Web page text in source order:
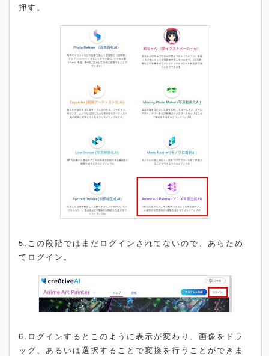
押す。
5.この段階ではまだログインされてないので、あらため
てログイン。
6.ログインするとこのように表示が変わり、画像をドラ
ッグ、あるいは選択することで変換を行うことができま